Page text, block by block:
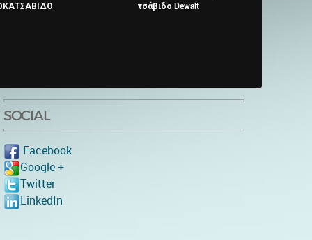
τσάβιδο Dewalt
SOCIAL
Facebook
Google +
Twitter
LinkedIn